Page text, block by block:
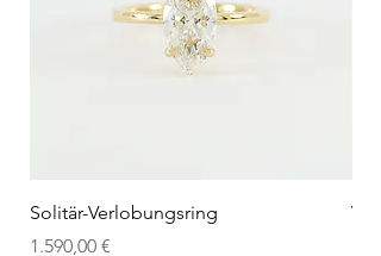
Solitär-Verlobungsring
Preis
1.590,00 €
V-